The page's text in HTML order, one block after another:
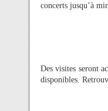
concerts jusqu’à
Des visites seront
disponibles.